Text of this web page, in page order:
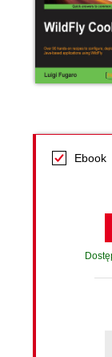
Ebook